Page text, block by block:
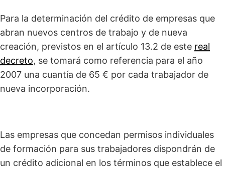
Para la determinación del crédito de empresas que
abran nuevos centros de trabajo y de nueva
creación, previstos en el artículo 13.2 de este real
decreto, se tomará como referencia para el año
2007 una cuantía de 65 € por cada trabajador de
nueva incorporación.
Las empresas que concedan permisos individuales
de formación para sus trabajadores dispondrán de
un crédito adicional en los términos que establece el